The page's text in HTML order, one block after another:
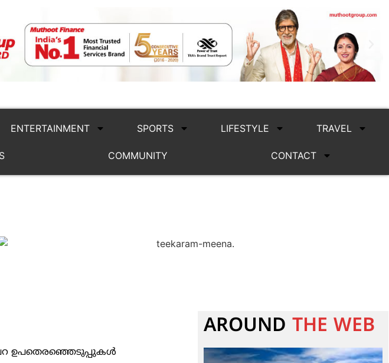
ENTERTAINMENT SPORTS LIFESTYLE TRAVEL
COMMUNITY CONTACT
ഉപതെരഞ്ഞെടുപ്പുകള്‍
AROUND THE WEB